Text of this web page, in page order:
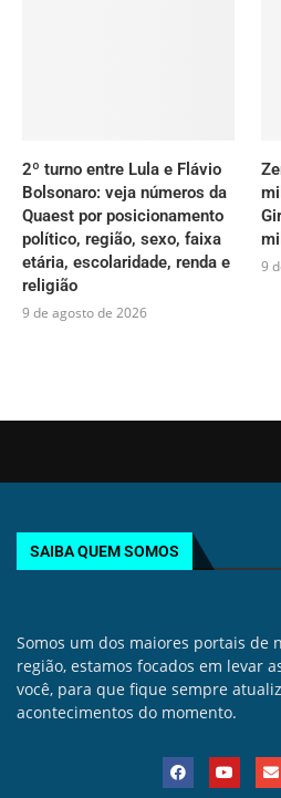
2º turno entre Lula e Flávio
Bolsonaro: veja números da
Quaest por posicionamento
político, região, sexo, faixa
etária, escolaridade, renda e
religião
9 de agosto de 2026
9
SAIBA QUEM SOMOS
Somos um dos maiores portais de
região, estamos focados em levar
você, para que fique sempre
acontecimentos do momento.